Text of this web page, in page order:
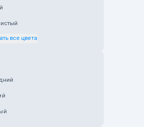
все цвета